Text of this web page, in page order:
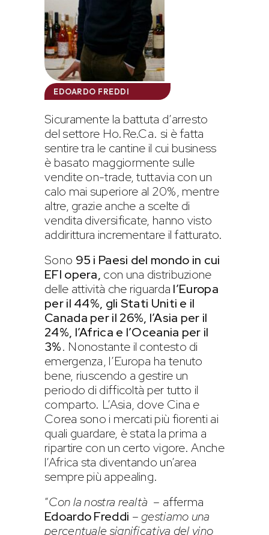
EDOARDO FREDDI
Sicuramente la battuta d’arresto
del settore Ho.Re.Ca. si è fatta
sentire tra le cantine il cui business
è basato maggiormente sulle
vendite on-trade, tuttavia con un
calo mai superiore al 20%, mentre
altre, grazie anche a scelte di
vendita diversificate, hanno visto
addirittura incrementare il fatturato.
Sono 95 i Paesi del mondo in cui
EFI opera, con una distribuzione
delle attività che riguarda l’Europa
per il 44%, gli Stati Uniti e il
Canada per il 26%, l’Asia per il
24%, l’Africa e l’Oceania per il
3%. Nonostante il contesto di
emergenza, l’Europa ha tenuto
bene, riuscendo a gestire un
periodo di difficoltà per tutto il
comparto. L’Asia, dove Cina e
Corea sono i mercati più fiorenti ai
quali guardare, è stata la prima a
ripartire con un certo vigore. Anche
l’Africa sta diventando un’area
sempre più appealing.
“Con la nostra realtà – afferma
Edoardo Freddi –gestiamo una
percentuale significativa del vino